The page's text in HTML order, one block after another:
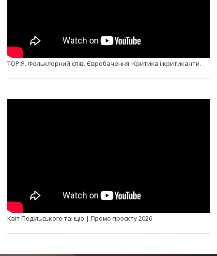
ТОРІЯ. Фольклорний спів. Євробачення. Критика і критиканти.
Квіт Подільського танцю | Промо проєкту 2026